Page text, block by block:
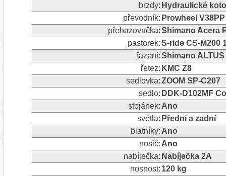
brzdy: Hydraulické
převodník: Prowheel V38PP
přehazovačka:Shimano Acera
pastorek:S-ride CS-M200
řazení:Shimano ALTUS
řetez: KMC Z8
sedlovka:ZOOM SP-C207
sedlo: DDK-D102MF
stojánek: Ano
světla: Přední a zadní
blatníky: Ano
nosič: Ano
nabíječka: Nabíječka 2A
nosnost: 120 kg